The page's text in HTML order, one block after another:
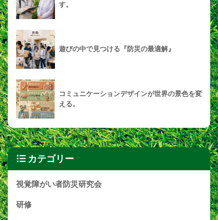
す。
遊びの中で見つける『防災の最適解』
コミュニケーションデザインが世界の景色を変
える。
カテゴリー
視覚障がい者防災研究会
研修